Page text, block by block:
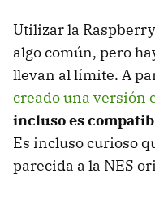
Utilizar la
algo común, pero
llevan al límite. A
creado una versión
incluso es
Es incluso curioso
parecida a la NES